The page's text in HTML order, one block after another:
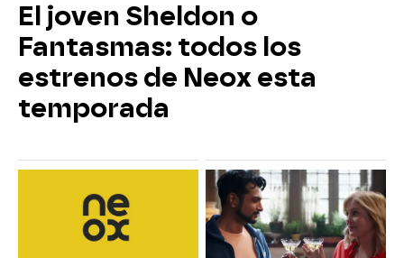
El joven Sheldon o
Fantasmas: todos los
estrenos de Neox esta
temporada